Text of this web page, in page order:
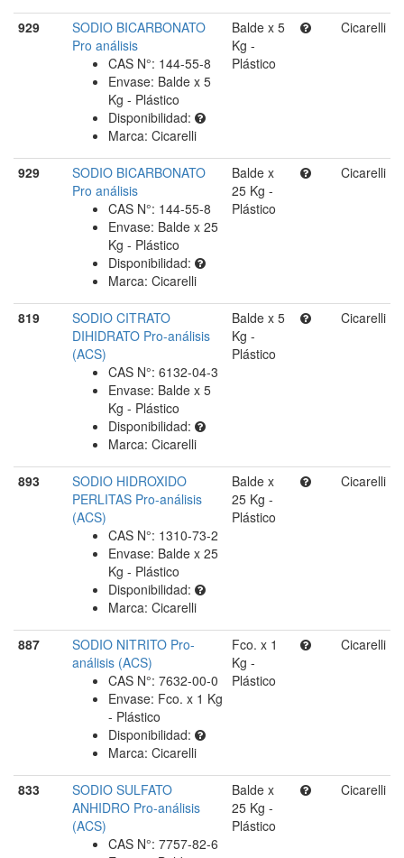
929
SODIO BICARBONATO
Pro análisis
CAS N°: 144-55-8
Envase: Balde x 5
Kg - Plástico
Disponibilidad:
Marca: Cicarelli
Balde x 5
Kg -
Plástico
Cicarelli
929
SODIO BICARBONATO
Pro análisis
CAS N°: 144-55-8
Envase: Balde x 25
Kg - Plástico
Disponibilidad:
Marca: Cicarelli
Balde x
25 Kg -
Plástico
Cicarelli
819
SODIO CITRATO
DIHIDRATO Pro-análisis
(ACS)
CAS N°: 6132-04-3
Envase: Balde x 5
Kg - Plástico
Disponibilidad:
Marca: Cicarelli
Balde x 5
Kg -
Plástico
Cicarelli
893
SODIO HIDROXIDO
PERLITAS Pro-análisis
(ACS)
CAS N°: 1310-73-2
Envase: Balde x 25
Kg - Plástico
Disponibilidad:
Marca: Cicarelli
Balde x
25 Kg -
Plástico
Cicarelli
887
SODIO NITRITO Pro-
análisis (ACS)
CAS N°: 7632-00-0
Envase: Fco. x 1 Kg
- Plástico
Disponibilidad:
Marca: Cicarelli
Fco. x 1
Kg -
Plástico
Cicarelli
833
SODIO SULFATO
ANHIDRO Pro-análisis
(ACS)
CAS N°: 7757-82-6
Balde x
25 Kg -
Plástico
Cicarelli